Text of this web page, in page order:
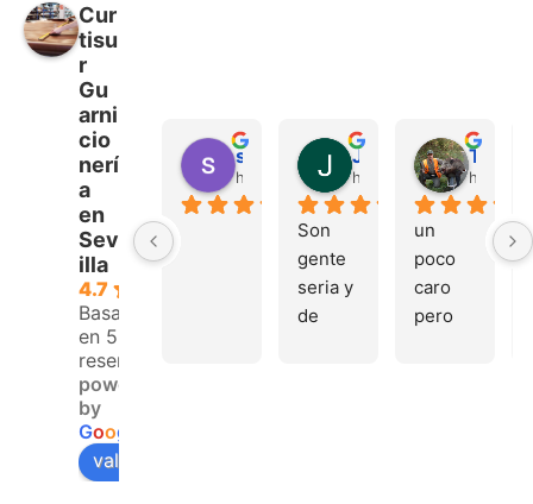
Cur
tisu
r
Gu
arni
cio
nerí
a
en
Sev
illa
4.7
Basado
en 53
reseñas.
powered
by
Goog
valóranos en
hace 4 meses hace 4 meses
Son
gente
seria y
de
hace 4
un
poco
caro
pero